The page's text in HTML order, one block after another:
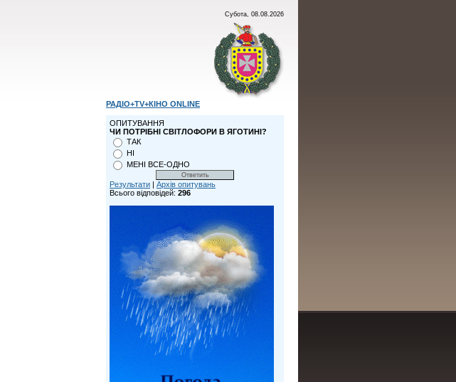
Субота, 08.08.2026
РАДІО+TV+КІНО ONLINE
ОПИТУВАННЯ
ЧИ ПОТРІБНІ СВІТЛОФОРИ В ЯГОТИНІ?
ТАК
НІ
МЕНІ ВСЕ-ОДНО
Результати | Архів опитувань
Всього відповідей: 296